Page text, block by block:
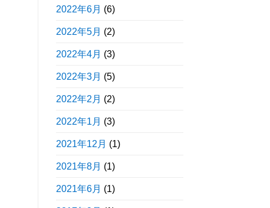
2022年6月 (6)
2022年5月 (2)
2022年4月 (3)
2022年3月 (5)
2022年2月 (2)
2022年1月 (3)
2021年12月 (1)
2021年8月 (1)
2021年6月 (1)